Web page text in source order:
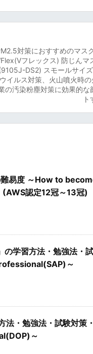
対策におすすめのマス
フレックス) 防じんマ
DS2) スモールサイ
イルス対策、火山噴火時
の汚染粉塵対策に効果的な
易度 ～How to
認定12冠～13冠)
の学習方法・勉強法・
～
法・勉強法・試験対策
～